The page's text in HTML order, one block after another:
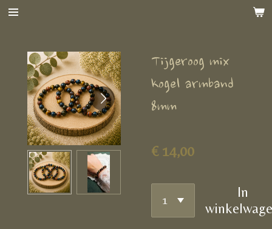
Ga
hoofdinhoud
Tijgeroog mix
kogel armband
8mm
€ 14,00
In